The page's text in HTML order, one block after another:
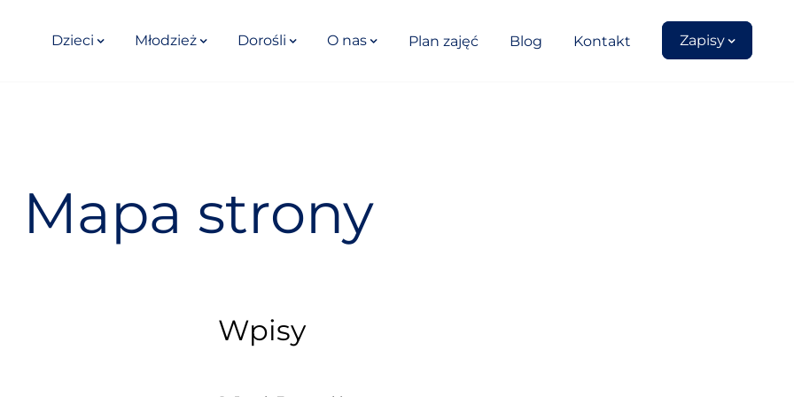
Dzieci Młodzież Dorośli O nas Plan zajęć Blog Kontakt Zapisy
Mapa strony
Wpisy